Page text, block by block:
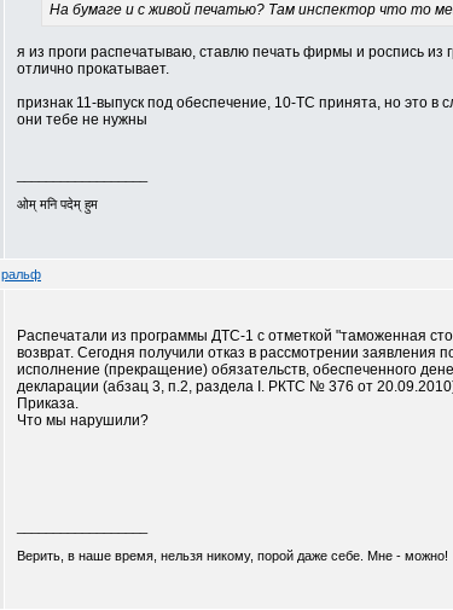
На бумаге и с живой печатью? Там инспектор что то
я из проги распечатываю, ставлю печать фирмы и роспись из
отлично прокатывает.
признак 11-выпуск под обеспечение, 10-ТС принята, но это в
они тебе не нужны
ओम् मनि पदेम् हुम
ральф
Распечатали из программы ДТС-1 с отметкой "таможенная
возврат. Сегодня получили отказ в рассмотрении заявления
исполнение (прекращение) обязательств, обеспеченного
декларации (абзац 3, п.2, раздела I. РКТС № 376 от
Приказа.
Что мы нарушили?
Верить, в наше время, нельзя никому, порой даже себе. Мне - можно!